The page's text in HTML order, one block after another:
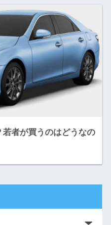
者が買うのはどうなの